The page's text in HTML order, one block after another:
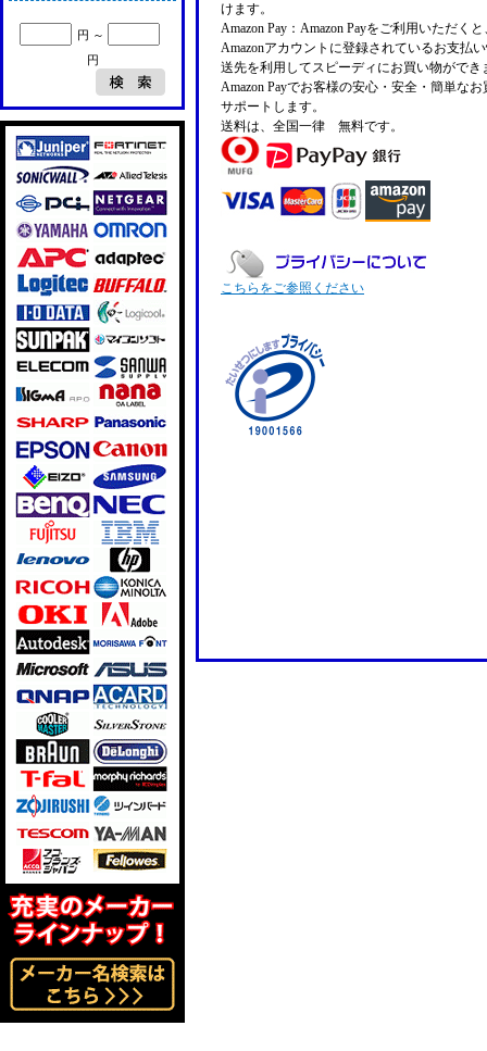
けます。
Amazon Pay：Amazon Payをご利用いただく
Amazonアカウントに登録されているお支払
送先を利用してスピーディにお買い物ができ
Amazon Payでお客様の安心・安全・簡単な
サポートします。
送料は、全国一律 無料です。
こちらをご参照ください
円 ～
円